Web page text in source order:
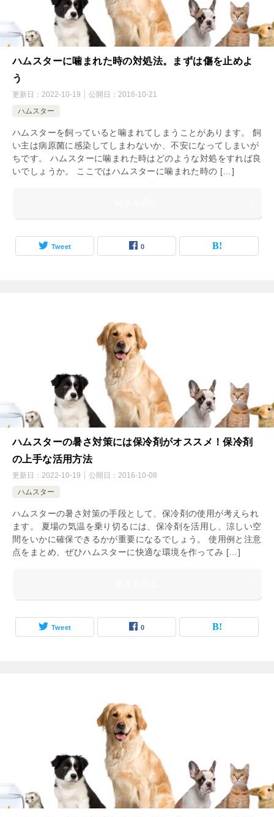
ハムスターに噛まれた時の対処法。まずは傷を止めよ
う
更新日： 2022-10-19 公開日： 2016-10-21
ハムスター
ハムスターを飼っていると噛まれてしまうことがあります。 飼
い主は病原菌に感染してしまわないか、不安になってしまいが
ちです。 ハムスターに噛まれた時はどのような対処をすれば良
いでしょうか。 ここではハムスターに噛まれた時の […]
Tweet 0
ハムスターの暑さ対策には保冷剤がオススメ！保冷剤
の上手な活用方法
更新日： 2022-10-19 公開日： 2016-10-08
ハムスター
ハムスターの暑さ対策の手段として、保冷剤の使用が考えられ
ます。 夏場の気温を乗り切るには、保冷剤を活用し、涼しい空
間をいかに確保できるかが重要になるでしょう。 使用例と注意
点をまとめ、ぜひハムスターに快適な環境を作ってみ […]
Tweet 0